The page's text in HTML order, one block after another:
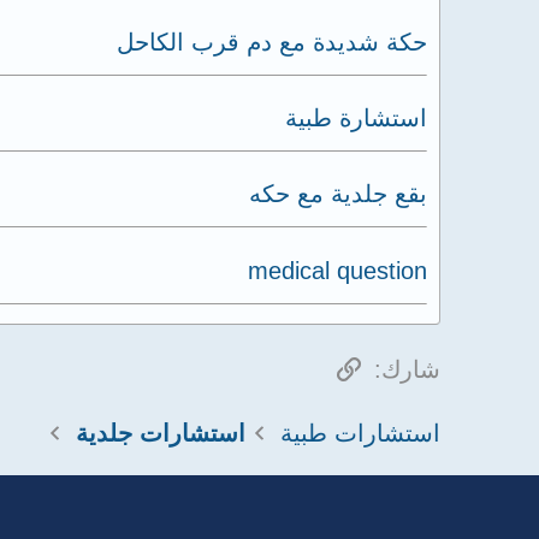
حكة شديدة مع دم قرب الكاحل
استشارة طبية
بقع جلدية مع حكه
medical question
شارك: الرابط
استشارات طبية استشارات جلدية